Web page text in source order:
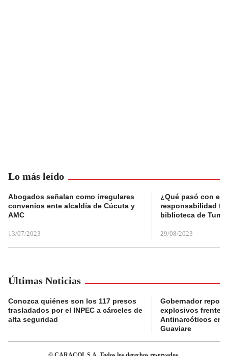
Lo más leído
Abogados señalan como irregulares
convenios ente alcaldía de Cúcuta y
AMC
13/07/2023
¿Qué pasó con el
responsabilidad
biblioteca de
29/08/2023
Últimas Noticias
Conozca quiénes son los 117 presos
trasladados por el INPEC a cárceles de
alta seguridad
Gobernador
explosivos frente a
Antinarcóticos en
Guaviare